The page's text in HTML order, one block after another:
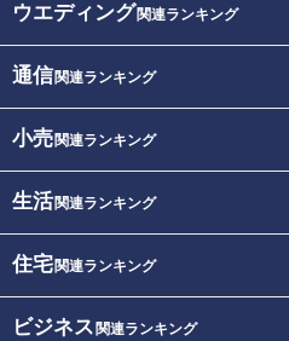
ウエディング関連ランキング
通信関連ランキング
小売関連ランキング
生活関連ランキング
住宅関連ランキング
ビジネス 関連ランキング